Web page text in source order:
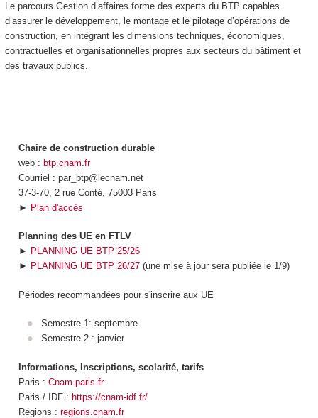
Le parcours Gestion d’affaires forme des experts du BTP capables
d’assurer le développement, le montage et le pilotage d’opérations de
construction, en intégrant les dimensions techniques, économiques,
contractuelles et organisationnelles propres aux secteurs du bâtiment et
des travaux publics.
Chaire de construction durable
web : btp.cnam.fr
Courriel : par_btp@lecnam.net
37-3-70, 2 rue Conté, 75003 Paris
► Plan d'accès
Planning des UE en FTLV
► PLANNING UE BTP 25/26
► PLANNING UE BTP 26/27(une mise à jour sera publiée le 1/9)
Périodes recommandées pour s'inscrire aux UE
Semestre 1: septembre
Semestre 2 : janvier
Informations, Inscriptions, scolarité, tarifs
Paris : Cnam-paris.fr
Paris / IDF : https://cnam-idf.fr/
Régions : regions.cnam.fr